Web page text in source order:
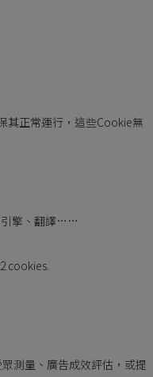
其正常運行，這些Cookie無
引擎、翻譯……
cookies.
測量、廣告成效評估，或提